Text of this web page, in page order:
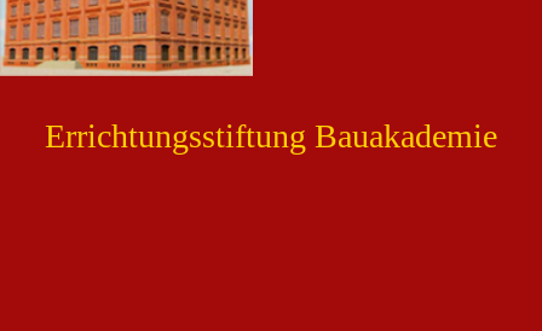
Errichtungsstiftung Bauakademie